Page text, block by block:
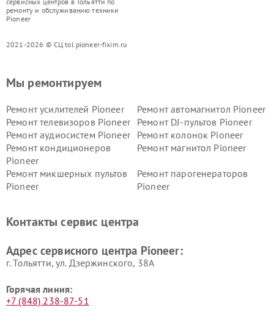
ремонту и обслуживанию техники
Pioneer
2021-2026 © СЦ tol.pioneer-fixim.ru
Мы ремонтируем
Ремонт усилителей Pioneer
Ремонт автомагнитол Pioneer
Ремонт телевизоров Pioneer
Ремонт DJ-пультов Pioneer
Ремонт аудиосистем Pioneer
Ремонт колонок Pioneer
Ремонт кондиционеров
Pioneer
Ремонт магнитол Pioneer
Ремонт микшерных пультов
Pioneer
Ремонт парогенераторов
Pioneer
Контакты сервис центра
Адрес сервисного центра Pioneer:
г. Тольятти, ул. Дзержинского, 38А
Горячая линия:
+7 (848) 238-87-51